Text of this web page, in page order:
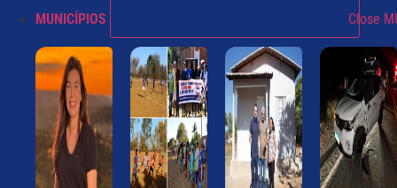
MUNICÍPIOS Close